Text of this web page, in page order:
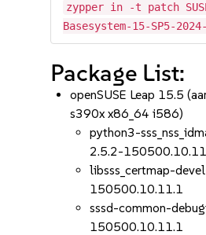
zypper in -t patch
Basesystem-15-SP5-
Package List:
openSUSE Leap 15.5
s390x x86_64 i586)
python3-
2.5.2-
libsss_certmap-
150500.10.11.1
sssd-common-
150500.10.11.1